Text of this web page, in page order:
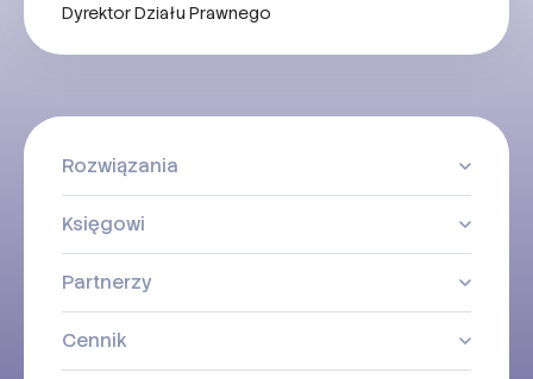
Dyrektor Działu Prawnego
Rozwiązania
Księgowi
Partnerzy
Cennik